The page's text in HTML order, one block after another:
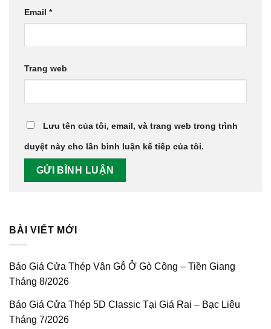
Email *
Trang web
Lưu tên của tôi, email, và trang web trong trình
duyệt này cho lần bình luận kế tiếp của tôi.
BÀI VIẾT MỚI
Báo Giá Cửa Thép Vân Gỗ Ở Gò Công – Tiền Giang
Tháng 8/2026
Báo Giá Cửa Thép 5D Classic Tại Giá Rai – Bạc Liêu
Tháng 7/2026